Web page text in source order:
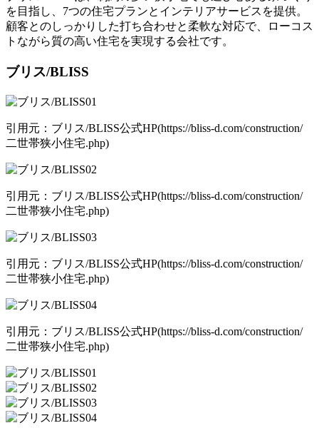
を目指し、7つの住宅プランとインテリアサービスを提供。
顧客とのしっかりした打ち合わせと柔軟な対応で、ローコス
トながら質の高い住宅を実現する会社です。
ブリス/BLISS
引用元：ブリス/BLISS公式HP(https://bliss-d.com/construction/
二世帯狭小住宅.php)
引用元：ブリス/BLISS公式HP(https://bliss-d.com/construction/
二世帯狭小住宅.php)
引用元：ブリス/BLISS公式HP(https://bliss-d.com/construction/
二世帯狭小住宅.php)
引用元：ブリス/BLISS公式HP(https://bliss-d.com/construction/
二世帯狭小住宅.php)